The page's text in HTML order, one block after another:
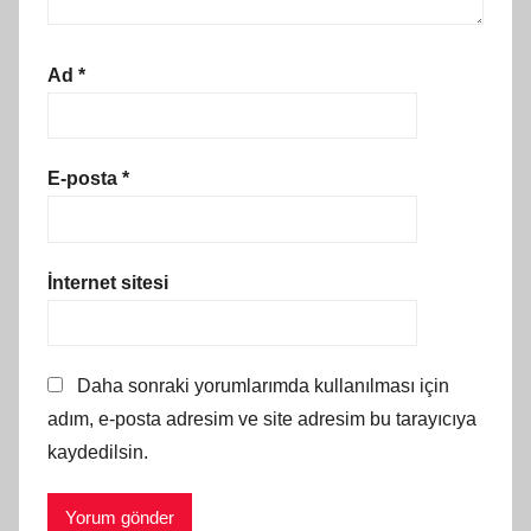
Ad *
E-posta *
İnternet sitesi
Daha sonraki yorumlarımda kullanılması için
adım, e-posta adresim ve site adresim bu tarayıcıya
kaydedilsin.